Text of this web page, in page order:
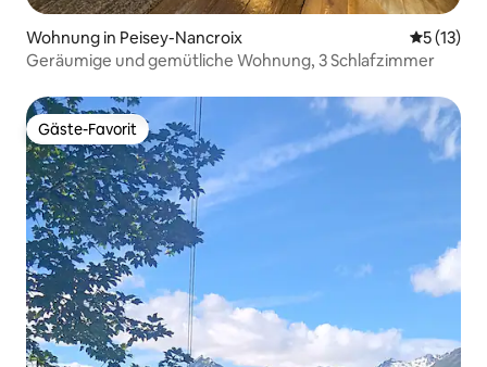
Wohnung in Peisey-Nancroix
5 (13)
Geräumige und gemütliche Wohnung, 3 Schlafzimmer
Gäste-Favorit
Gäste-Favorit